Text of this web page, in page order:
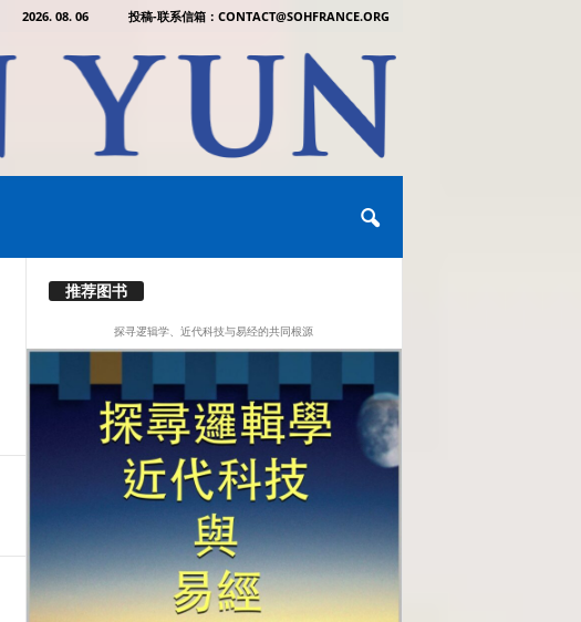
2026. 08. 06 投稿-联系信箱：CONTACT@SOHFRANCE.ORG
推荐图书
探寻逻辑学、近代科技与易经的共同根源